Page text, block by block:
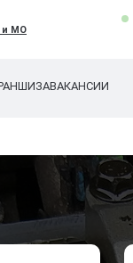
и МО
ВАКАНСИИ